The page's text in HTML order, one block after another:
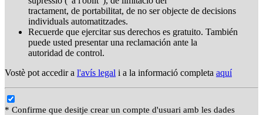
tractament, de portabilitat, de no ser objecte de decisions
individuals automatitzades.
Recuerde que ejercitar sus derechos es gratuito. También
puede usted presentar una reclamación ante la
autoridad de control.
Vostè pot accedir a l'avís legal i a la informació completa aquí
* Confirme que desitje crear un compte d'usuari amb les dades